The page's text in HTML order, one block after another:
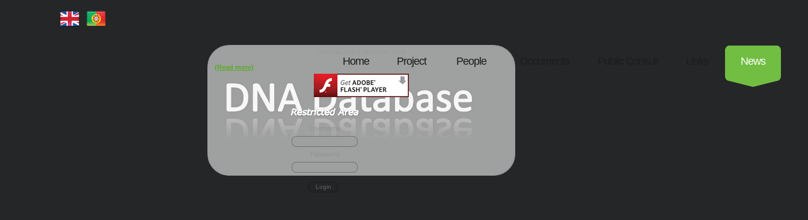
(Read more)
Username
Login
Home Project People News